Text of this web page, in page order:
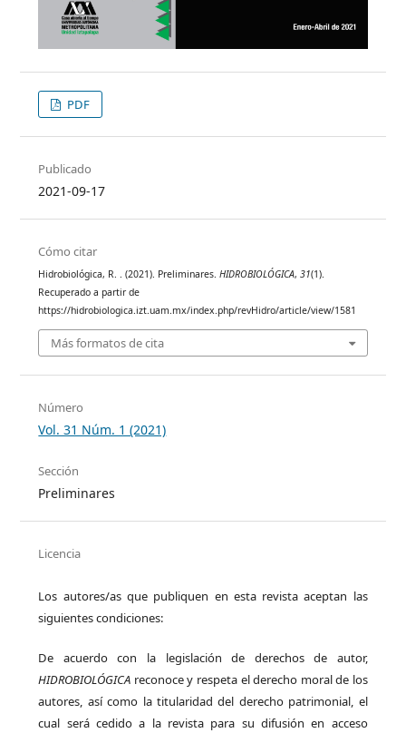
PDF
Publicado
2021-09-17
Cómo citar
Hidrobiológica, R. . (2021). Preliminares.HIDROBIOLÓGICA,31(1).
Recuperado a partir de
https://hidrobiologica.izt.uam.mx/index.php/revHidro/article/view/1581
Más formatos de cita
Número
Vol. 31 Núm. 1 (2021)
Sección
Preliminares
Licencia
Los autores/as que publiquen en esta revista aceptan las
siguientes condiciones:
De acuerdo con la legislación de derechos de autor,
HIDROBIOLÓGICA reconoce y respeta el derecho moral de los
autores, así como la titularidad del derecho patrimonial, el
cual será cedido a la revista para su difusión en acceso